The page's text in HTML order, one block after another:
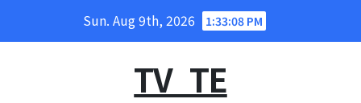
Sun. Aug 9th, 2026 1:33:09 PM
TV_TE